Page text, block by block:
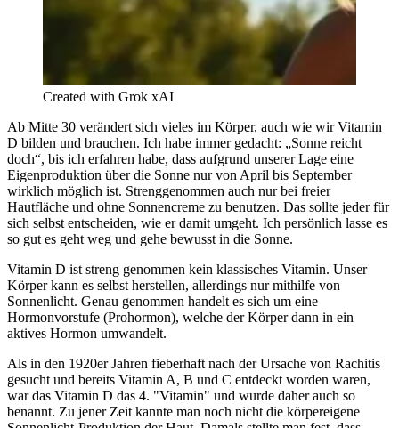
Created with Grok xAI
Ab Mitte 30 verändert sich vieles im Körper, auch wie wir Vitamin
D bilden und brauchen. Ich habe immer gedacht: „Sonne reicht
doch“, bis ich erfahren habe, dass aufgrund unserer Lage eine
Eigenproduktion über die Sonne nur von April bis September
wirklich möglich ist. Strenggenommen auch nur bei freier
Hautfläche und ohne Sonnencreme zu benutzen. Das sollte jeder für
sich selbst entscheiden, wie er damit umgeht. Ich persönlich lasse es
so gut es geht weg und gehe bewusst in die Sonne.
Vitamin D ist streng genommen kein klassisches Vitamin. Unser
Körper kann es selbst herstellen, allerdings nur mithilfe von
Sonnenlicht. Genau genommen handelt es sich um eine
Hormonvorstufe (Prohormon), welche der Körper dann in ein
aktives Hormon umwandelt.
Als in den 1920er Jahren fieberhaft nach der Ursache von Rachitis
gesucht und bereits Vitamin A, B und C entdeckt worden waren,
war das Vitamin D das 4. "Vitamin" und wurde daher auch so
benannt. Zu jener Zeit kannte man noch nicht die körpereigene